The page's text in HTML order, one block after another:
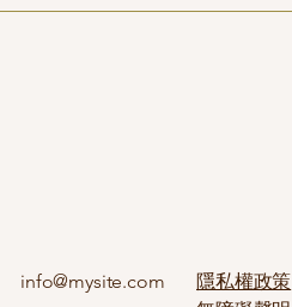
info@mysite.com
隱私權政策